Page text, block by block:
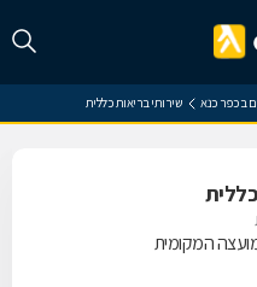
בכפר כנא שירותי בריאות כללית
המקומית